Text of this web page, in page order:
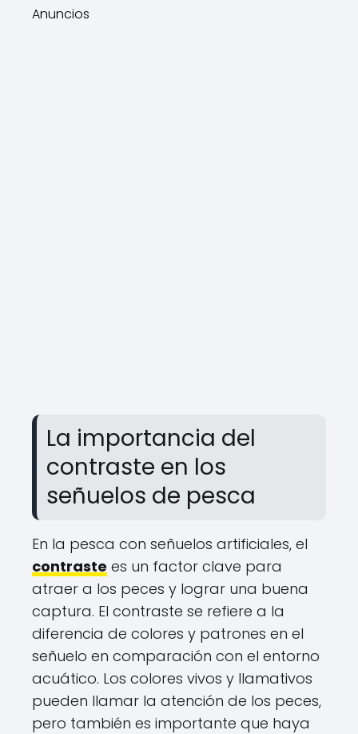
Anuncios
La importancia del
contraste en los
señuelos de pesca
En la pesca con señuelos artificiales, el
contraste es un factor clave para
atraer a los peces y lograr una buena
captura. El contraste se refiere a la
diferencia de colores y patrones en el
señuelo en comparación con el entorno
acuático. Los colores vivos y llamativos
pueden llamar la atención de los peces,
pero también es importante que haya